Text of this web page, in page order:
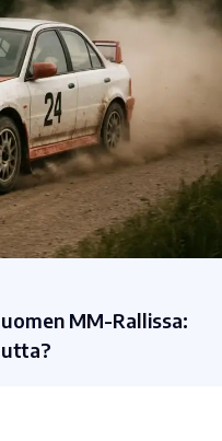
MM-Rallissa: